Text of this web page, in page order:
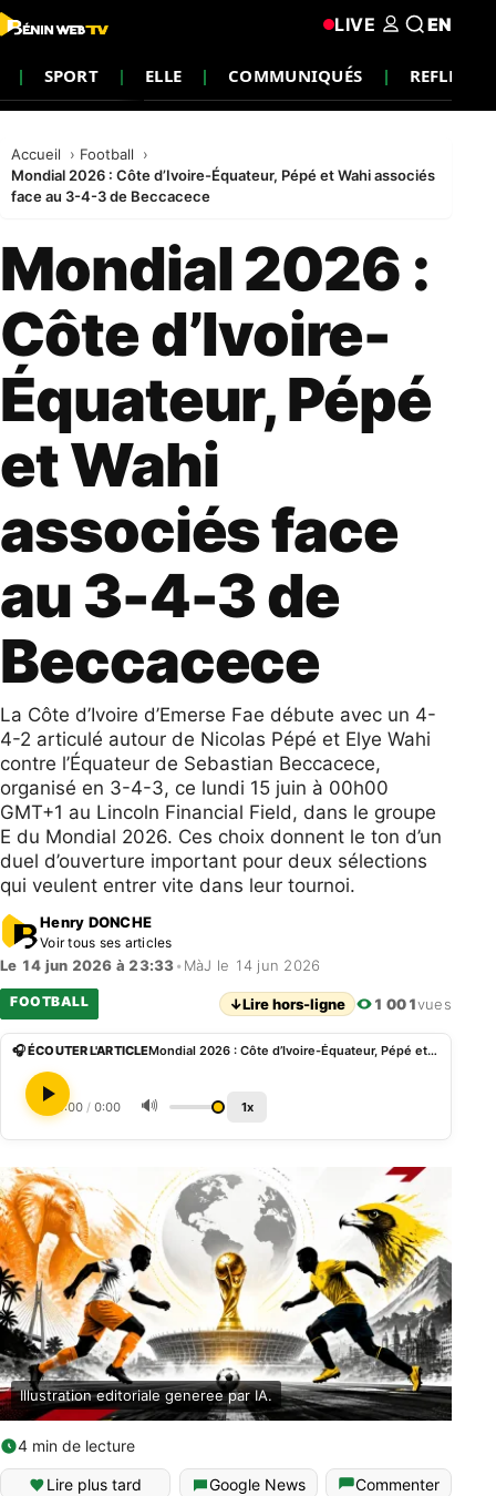
SPORT ELLE COMMUNIQUÉS
LIVE EN
Accueil
Football
Mondial 2026 : Côte d’Ivoire-Équateur, Pépé et Wahi associés
face au 3-4-3 de Beccacece
Mondial 2026 :
Côte d’Ivoire-
Équateur, Pépé
et Wahi
associés face
au 3-4-3 de
Beccacece
La Côte d’Ivoire d’Emerse Fae débute avec un 4-
4-2 articulé autour de Nicolas Pépé et Elye Wahi
contre l’Équateur de Sebastian Beccacece,
organisé en 3-4-3, ce lundi 15 juin à 00h00
GMT+1 au Lincoln Financial Field, dans le groupe
E du Mondial 2026. Ces choix donnent le ton d’un
duel d’ouverture important pour deux sélections
qui veulent entrer vite dans leur tournoi.
Henry DONCHE
Voir tous ses articles
Le 14 jun 2026 à 23:33• MàJ le 14 jun 2026
FOOTBALL ↓Lire hors-ligne 1 001vues
🎧 ÉCOUTER L'ARTICLE Mondial 2026 : Côte d’Ivoire-Équateur, Pépé et Wahi associés face au 3-4-3 de Beccacece
0:00 / 0:00 🔊 1x
Illustration editoriale generee par IA.
4 min de lecture
Lire plus tard Google News
Commenter